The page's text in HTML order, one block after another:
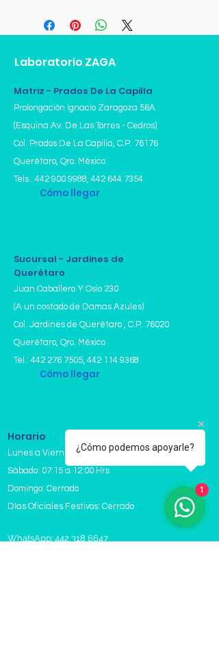
NO SE REQUIERE CITA:
muestra.
Laboratorio ZAGA
Matriz - Prados De La Capilla
Prolongación Ignacio Zaragoza 56A
(Esquina Av. De Las Torres - Cedros)
Col. Prados De La Capilla, C.P. 76176
Querétaro, Qro. México
Tels.: 442 900 9988, 442 644 7354
Cómo llegar
Sucursal - Jardines de
Querétaro
Cómo llegar
Juan Caballero Y Osio 230
(A un costado de Damas Azules)
Col. Jardines de Querétaro , C.P. 76020
Querétaro, Qro. México
Tel.: 442 276 7505, 442 114 9368
Horario
Lunes a Viernes: 07:15 a 18:00 Hrs
Sábado: 07:15 a 12:00 Hrs
Domingo: Cerrado
Días Oficiales Festivos: Cerrado
WhatsApp: 442 318 6647
¿Cómo podemos apoyarle?
1